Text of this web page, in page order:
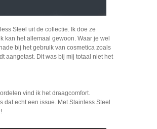
Steel uit de collectie. Ik doe ze
kan het allemaal gewoon. Waar je wel
bij het gebruik van cosmetica zoals
aangetast. Dit was bij mij totaal niet het
vind ik het draagcomfort.
echt een issue. Met Stainless Steel